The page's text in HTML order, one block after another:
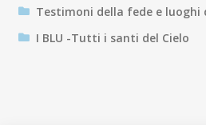
Testimoni della fede e luoghi
I BLU -Tutti i santi del Cielo